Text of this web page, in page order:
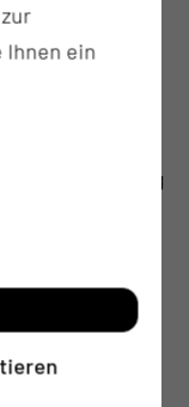
(in
Betreuung
Ihnen ein